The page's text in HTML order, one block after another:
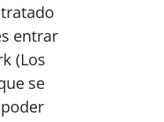
entrar
(Los
se